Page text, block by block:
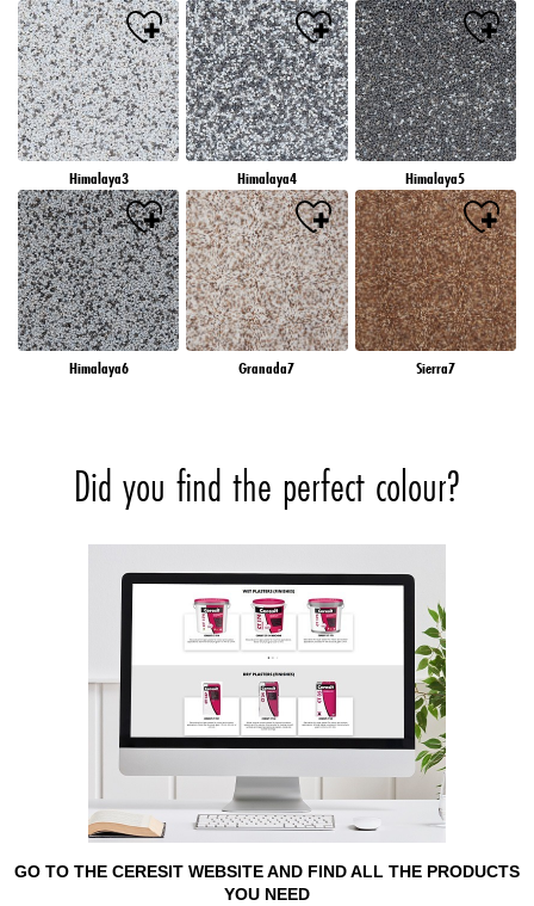
Himalaya3 Himalaya4 Himalaya5
Himalaya6 Granada7 Sierra7
Did you find the perfect colour?
GO TO THE CERESIT WEBSITE AND FIND ALL THE PRODUCTS
YOU NEED